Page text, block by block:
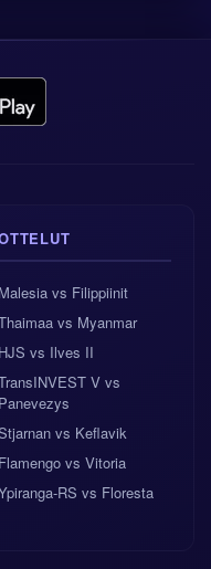
Malesia vs Filippiinit
vs Myanmar
HJS vs Ilves II
V vs
Panevezys
vs Keflavik
Flamengo vs Vitoria
RS vs Floresta